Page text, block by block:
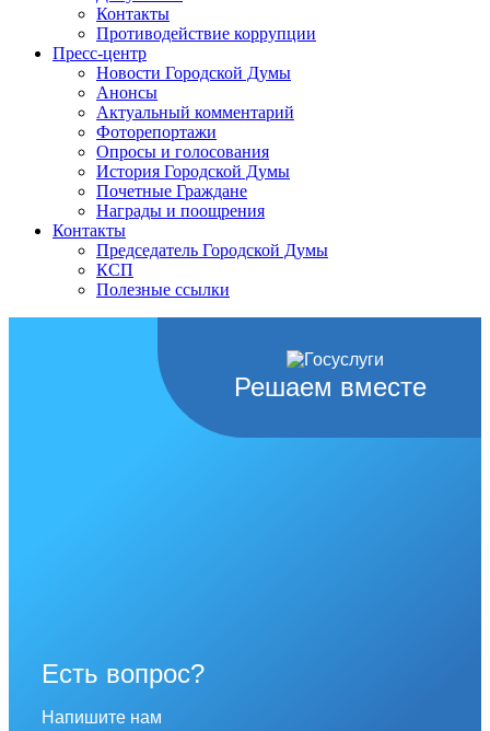
Контакты
Противодействие коррупции
Пресс-центр
Новости Городской Думы
Анонсы
Актуальный комментарий
Фоторепортажи
Опросы и голосования
История Городской Думы
Почетные Граждане
Награды и поощрения
Контакты
Председатель Городской Думы
КСП
Полезные ссылки
Решаем вместе
Есть вопрос?
Напишите нам